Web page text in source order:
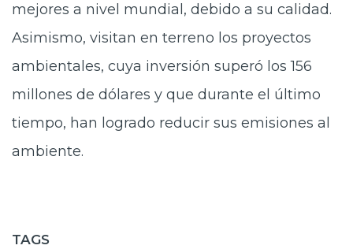
mejores a nivel mundial, debido a su calidad.
Asimismo, visitan en terreno los proyectos
ambientales, cuya inversión superó los 156
millones de dólares y que durante el último
tiempo, han logrado reducir sus emisiones al
ambiente.
TAGS